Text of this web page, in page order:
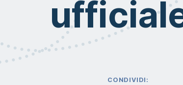
CONDIVIDI: